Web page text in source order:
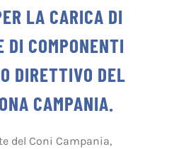
LA CARICA DI
DI COMPONENTI
DIRETTIVO DEL
CAMPANIA.
del Coni Campania,